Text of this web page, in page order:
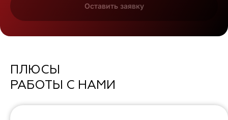
Оставить заявку
ПЛЮСЫ
РАБОТЫ С НАМИ